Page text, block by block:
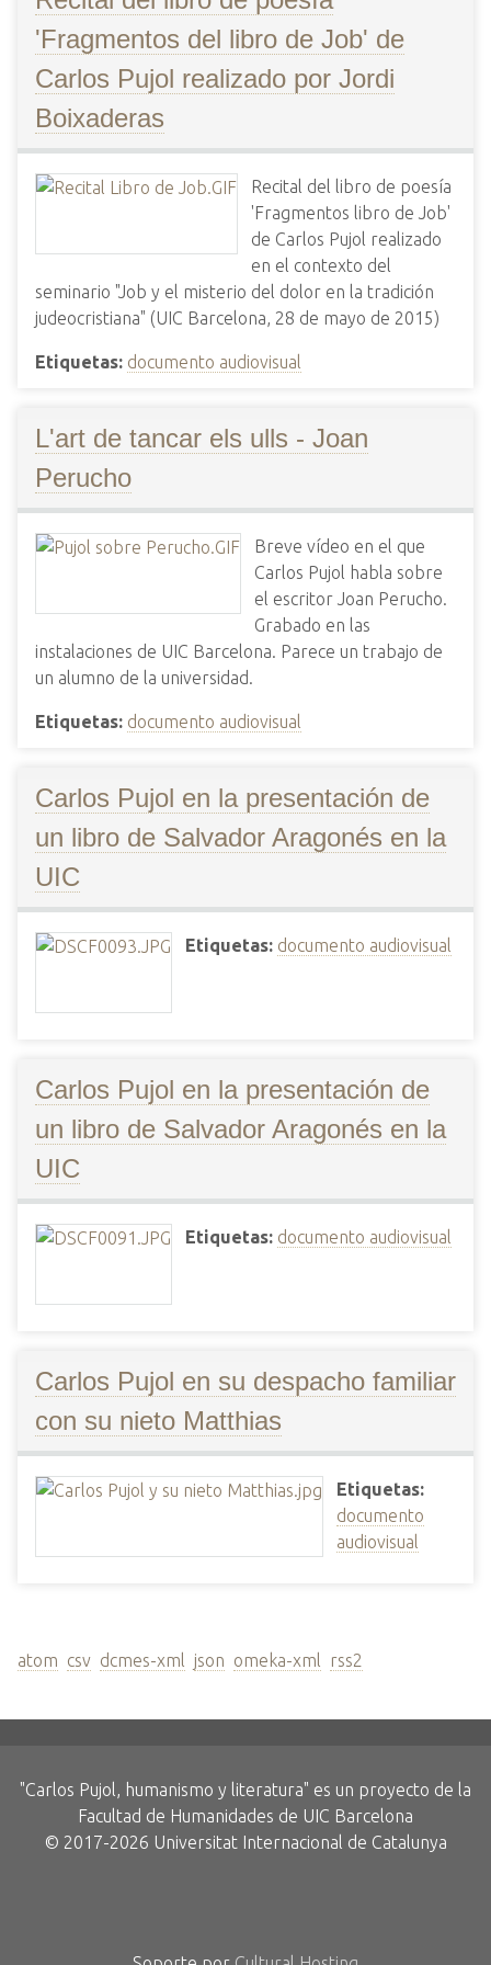
'Fragmentos del libro de Job' de
Carlos Pujol realizado por Jordi
Boixaderas
Recital del libro de poesía
'Fragmentos libro de Job'
de Carlos Pujol realizado
en el contexto del
seminario "Job y el misterio del dolor en la tradición
judeocristiana" (UIC Barcelona, 28 de mayo de 2015)
Etiquetas: documento audiovisual
L'art de tancar els ulls - Joan
Perucho
Breve vídeo en el que
Carlos Pujol habla sobre
el escritor Joan Perucho.
Grabado en las
instalaciones de UIC Barcelona. Parece un trabajo de
un alumno de la universidad.
Etiquetas: documento audiovisual
Carlos Pujol en la presentación de
un libro de Salvador Aragonés en la
UIC
Etiquetas: documento audiovisual
Carlos Pujol en la presentación de
un libro de Salvador Aragonés en la
UIC
Etiquetas: documento audiovisual
Carlos Pujol en su despacho familiar
con su nieto Matthias
Etiquetas:
documento
audiovisual
atom csv dcmes-xml json omeka-xml rss2
"Carlos Pujol, humanismo y literatura" es un proyecto de la
Facultad de Humanidades de UIC Barcelona
© 2017-2026 Universitat Internacional de Catalunya